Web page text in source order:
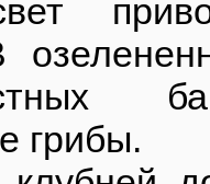
грибы.